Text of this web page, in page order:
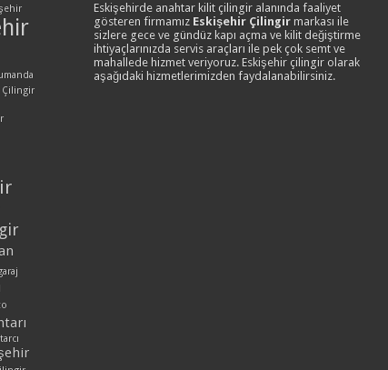
Çilingir
Eskişehirde anahtar kilit çilingir alanında faaliyet
gösteren firmamız Eskişehir Çilingirmarkası ile
sizlere gece ve gündüz kapı açma ve kilit değiştirme
ihtiyaçlarınızda servis araçları ile pek çok semt ve
mahallede hizmet veriyoruz. Eskişehir çilingir olarak
aşağıdaki hizmetlerimizden faydalanabilirsiniz.